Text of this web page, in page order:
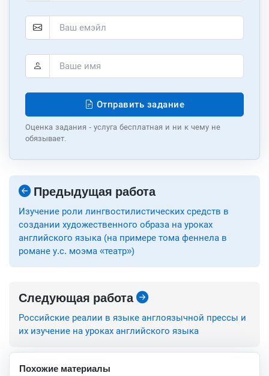
Отправить задание
Оценка задания - услуга бесплатная и ни к чему не
обязывает.
Предыдущая работа
Изучение роли лингвостилистических средств в
создании художественного образа на уроках
английского языка (на примере тома феннела в
романе у.с. моэма «театр»)
Следующая работа
Российские реалии в языке англоязычной прессы и
их изучение на уроках английского языка
Похожие материалы